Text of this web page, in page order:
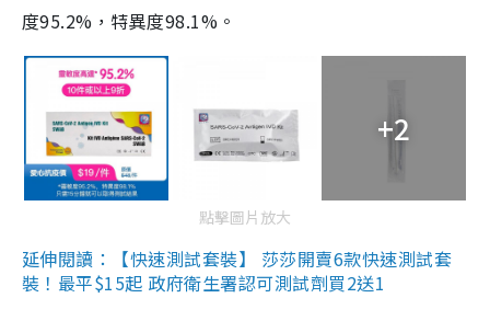
度95.2%，特異度98.1%。
+2
點擊圖片放大
延伸閱讀：【快速測試套裝】 莎莎開賣6款快速測試套
裝！最平$15起 政府衛生署認可測試劑買2送1